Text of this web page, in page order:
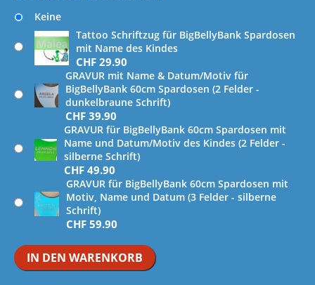
Keine
Tattoo Schriftzug für BigBellyBank Spardosen
mit Name des Kindes
CHF 29.90
GRAVUR mit Name & Datum/Motiv für
BigBellyBank 60cm Spardosen (2 Felder -
dunkelbraune Schrift)
CHF 39.90
GRAVUR für BigBellyBank 60cm Spardosen mit
Name und Datum/Motiv des Kindes (2 Felder -
silberne Schrift)
CHF 49.90
GRAVUR für BigBellyBank 60cm Spardosen mit
Motiv, Name und Datum (3 Felder - silberne
Schrift)
CHF 59.90
IN DEN WARENKORB